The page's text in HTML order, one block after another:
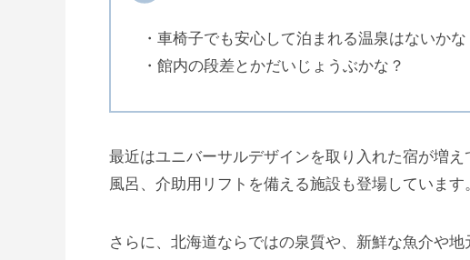
・車椅子でも安心して泊まれる温泉はないかな
・館内の段差とかだいじょうぶかな？
最近はユニバーサルデザインを取り入れた宿が増
風呂、介助用リフトを備える施設も登場しています
さらに、北海道ならではの泉質や、新鮮な魚介や